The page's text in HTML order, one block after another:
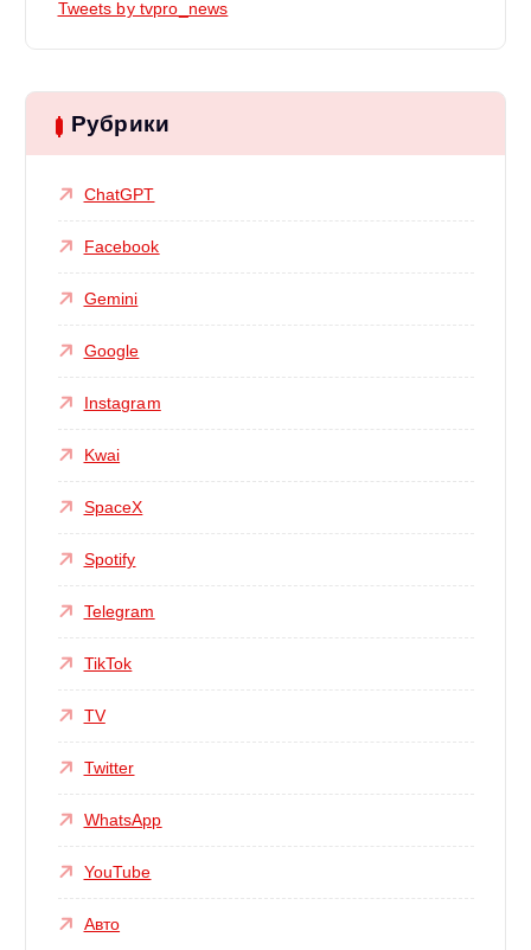
Tweets by tvpro_news
Рубрики
ChatGPT
Facebook
Gemini
Google
Instagram
Kwai
SpaceX
Spotify
Telegram
TikTok
TV
Twitter
WhatsApp
YouTube
Авто